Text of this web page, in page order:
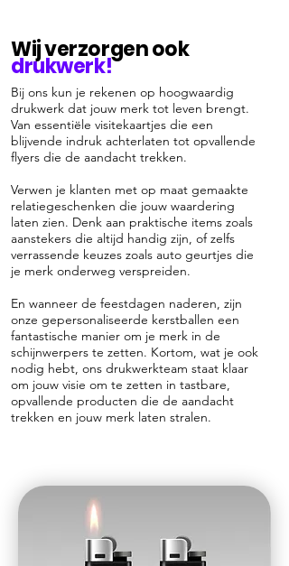
Wij verzorgen ook
drukwerk!
Bij ons kun je rekenen op hoogwaardig
drukwerk dat jouw merk tot leven brengt.
Van essentiële visitekaartjes die een
blijvende indruk achterlaten tot opvallende
flyers die de aandacht trekken.
Verwen je klanten met op maat gemaakte
relatiegeschenken die jouw waardering
laten zien. Denk aan praktische items zoals
aanstekers die altijd handig zijn, of zelfs
verrassende keuzes zoals auto geurtjes die
je merk onderweg verspreiden.
En wanneer de feestdagen naderen, zijn
onze gepersonaliseerde kerstballen een
fantastische manier om je merk in de
schijnwerpers te zetten. Kortom, wat je ook
nodig hebt, ons drukwerkteam staat klaar
om jouw visie om te zetten in tastbare,
opvallende producten die de aandacht
trekken en jouw merk laten stralen.